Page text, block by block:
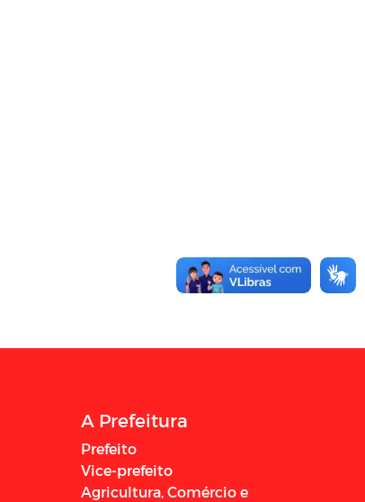
A Prefeitura
Prefeito
Vice-prefeito
Agricultura, Comércio e